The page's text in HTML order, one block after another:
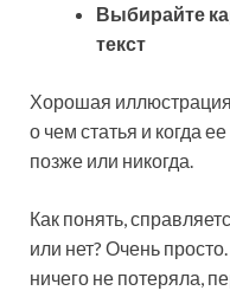
Выбирайте
текст
Хорошая иллюстрация
о чем статья и когда
позже или никогда.
Как понять,
или нет? Очень
ничего не потеряла,